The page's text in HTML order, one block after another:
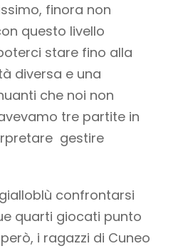
finora non
questo livello
stare fino alla
diversa e una
che noi non
tre partite in
gestire
confrontarsi
quarti giocati punto
i ragazzi di Cuneo